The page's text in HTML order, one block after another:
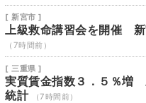
[ 新宮市 ]
上級救命講習会を開催
（7時間前）
[ 三重県 ]
実質賃金指数３．５％増
統計
（7時間前）